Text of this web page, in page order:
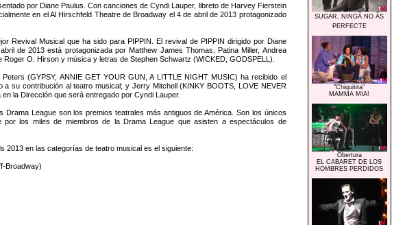
por Diane Paulus. Con canciones de Cyndi Lauper, libreto de Harvey Fierstein
en el Al Hirschfeld Theatre de Broadway el 4 de abril de 2013 protagonizado
Revival Musical que ha sido para PIPPIN. El revival de PIPPIN dirigido por Diane
de 2013 está protagonizada por Matthew James Thomas, Patina Miller, Andrea
O. Hirson y música y letras de Stephen Schwartz (WICKED, GODSPELL).
(GYPSY, ANNIE GET YOUR GUN, A LITTLE NIGHT MUSIC) ha recibido el
su contribución al teatro musical; y Jerry Mitchell (KINKY BOOTS, LOVE NEVER
la Dirección que será entregado por Cyndi Lauper.
League son los premios teatrales más antiguos de América. Son los únicos
por los miles de miembros de la Drama League que asisten a espectáculos de
2013 en las categorías de teatro musical es el siguiente:
Broadway)
SUGAR, NINGÃ NO ÃS
PERFECTE
"Chiquitita"
MAMMA MIA!
Obertura
EL CABARET DE LOS
HOMBRES PERDIDOS